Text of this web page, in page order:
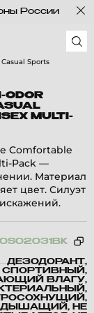
России
ODOR
MULTI-
Comfortable
Pack —
Материал
цвет. Силуэт
ДЕЗОДОРАНТ,
СПОРТИВНЫЙ,
ВЛАГУ,
ДЫШАЩИЙ, НЕ